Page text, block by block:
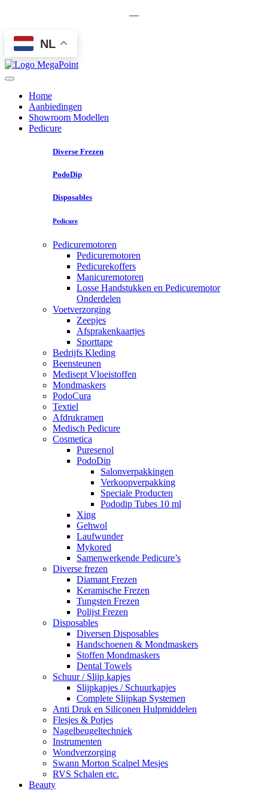
—
NL
Home
Aanbiedingen
Showroom Modellen
Pedicure
Diverse Frezen
PodoDip
Disposables
Pedicure
Pedicuremotoren
Pedicuremotoren
Pedicurekoffers
Manicuremotoren
Losse Handstukken en Pedicuremotor
Onderdelen
Voetverzorging
Zeepjes
Afsprakenkaartjes
Sporttape
Bedrijfs Kleding
Beensteunen
Medisept Vloeistoffen
Mondmaskers
PodoCura
Textiel
Afdrukramen
Medisch Pedicure
Cosmetica
Puresenol
PodoDip
Salonverpakkingen
Verkoopverpakking
Speciale Producten
Pododip Tubes 10 ml
Xing
Gehwol
Laufwunder
Mykored
Samenwerkende Pedicure’s
Diverse frezen
Diamant Frezen
Keramische Frezen
Tungsten Frezen
Polijst Frezen
Disposables
Diversen Disposables
Handschoenen & Mondmaskers
Stoffen Mondmaskers
Dental Towels
Schuur / Slijp kapjes
Slijpkapjes / Schuurkapjes
Complete Slijpkap Systemen
Anti Druk en Siliconen Hulpmiddelen
Flesjes & Potjes
Nagelbeugeltechniek
Instrumenten
Wondverzorging
Swann Morton Scalpel Mesjes
RVS Schalen etc.
Beauty